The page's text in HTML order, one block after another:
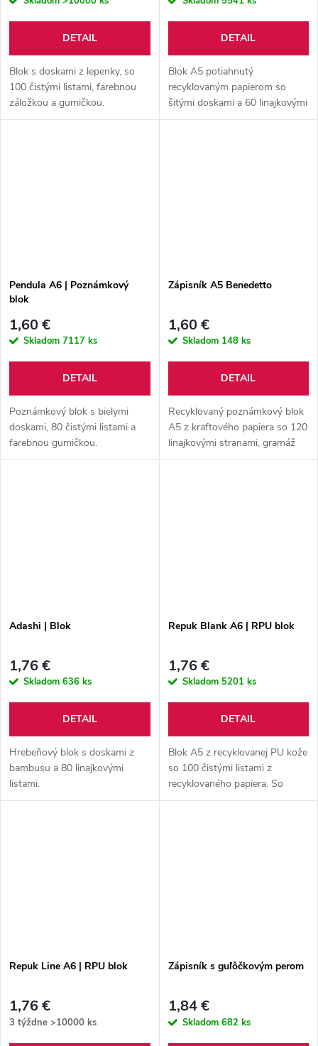
DETAIL
Blok s doskami z lepenky, so
100 čistými listami, farebnou
záložkou a gumičkou.
DETAIL
Blok A5 potiahnutý
recyklovaným papierom so
šitými doskami a 60 linajkovými
listami z recyklovaného
Pendula A6 | Poznámkový
blok
1,60 €
Skladom 7117 ks
DETAIL
Poznámkový blok s bielymi
doskami, 80 čistými listami a
farebnou gumičkou.
Zápisník A5 Benedetto
1,60 €
Skladom 148 ks
DETAIL
Recyklovaný poznámkový blok
A5 z kraftového papiera so 120
linajkovými stranami, gramáž
70g/m².
Adashi | Blok
1,76 €
Skladom 636 ks
DETAIL
Hrebeňový blok s doskami z
bambusu a 80 linajkovými
listami.
Repuk Blank A6 | RPU blok
1,76 €
Skladom 5201 ks
DETAIL
Blok A5 z recyklovanej PU kože
so 100 čistými listami z
recyklovaného papiera. So
záložkou v zodpovedajúcej
Repuk Line A6 | RPU blok
1,76 €
3 týždne >10000 ks
Zápisník s guľôčkovým perom
1,84 €
Skladom 682 ks